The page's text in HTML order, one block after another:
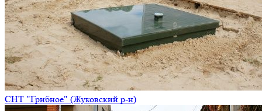
СНТ "Грибное" (Жуковский р-н)